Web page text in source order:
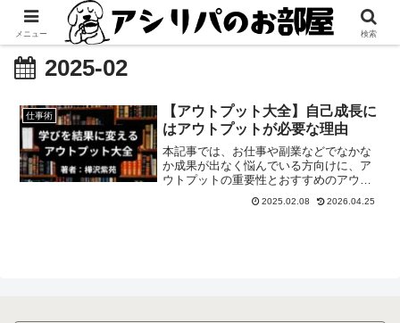
2025-02
仕事術
【アウトプット大全】自己成長に
はアウトプットが必要な理由
本記事では、お仕事や副業などでなかな
か成果が出なく悩んでいる方向けに、ア
ウトプットの重要性とおすすめのアウト
2025.02.08 2026.04.25
メニュー 検索